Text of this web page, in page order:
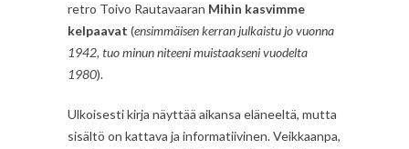
retro Toivo Rautavaaran Mihin kasvimme
kelpaavat (ensimmäisen kerran julkaistu jo vuonna
1942, tuo minun niteeni muistaakseni vuodelta
1980).
Ulkoisesti kirja näyttää aikansa eläneeltä, mutta
sisältö on kattava ja informatiivinen. Veikkaanpa,